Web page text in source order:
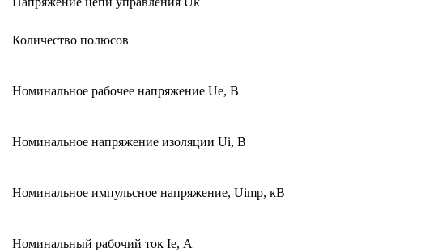
Количество полюсов
Номинальное рабочее напряжение Ue, В
Номинальное напряжение изоляции Ui, В
Номинальное импульсное напряжение, Uimp, кВ
Номинальный рабочий ток Ie, А